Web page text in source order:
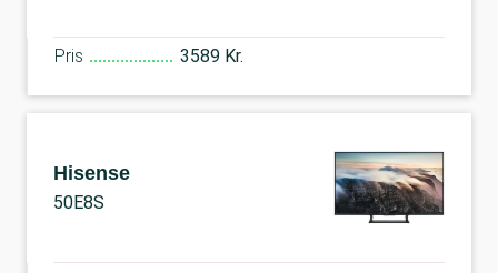
Pris 3589 Kr.
Hisense
50E8S